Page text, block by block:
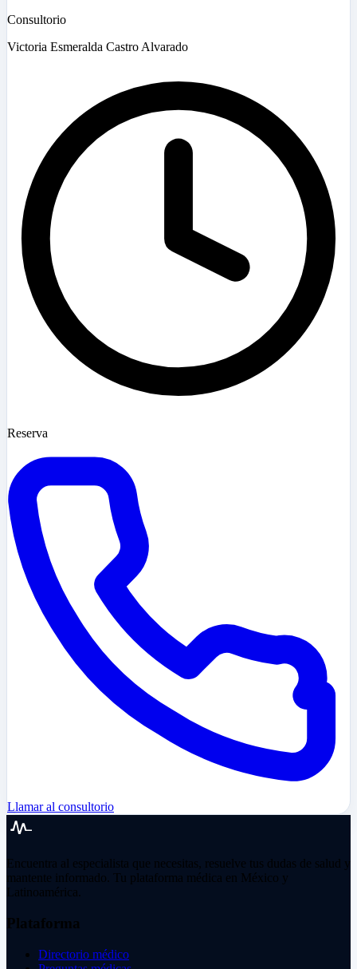
Consultorio
Victoria Esmeralda Castro Alvarado
Reserva
Llamar al consultorio
Encuentra al especialista que necesitas, resuelve tus dudas de salud y
mantente informado. Tu plataforma médica en México y
Latinoamérica.
Plataforma
Directorio médico